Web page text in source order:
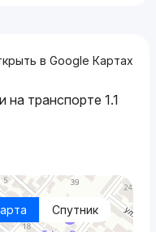
в Google Картах
транспорте 1.1
Спутник